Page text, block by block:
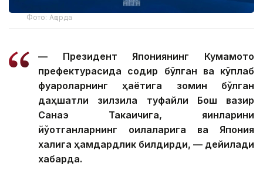
Фото: Ақорда
— Президент Япониянинг Кумамото
префектурасида содир бўлган ва кўплаб
фуқароларнинг ҳаётига зомин бўлган
даҳшатли зилзила туфайли Бош вазир
Санаэ Такаичига, яқинларини
йўқотганларнинг оилаларига ва Япония
халқига ҳамдардлик билдирди, — дейилади
хабарда.